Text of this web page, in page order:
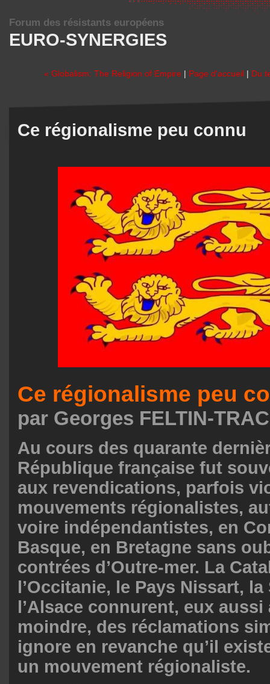
EURO-SYNERGIES
Forum des résistants européens
« Globalism: The Religion of Empire | Page d'accueil | Du
Ce régionalisme peu connu
Ce régionalisme peu
par Georges FELTIN-
Au cours des quarante
République française fut
aux revendications, parfois
mouvements régionalistes,
voire indépendantistes, en
Basque, en Bretagne sans
contrées d’Outre-mer. La
l’Occitanie, le Pays Nissart, la
l’Alsace connurent, eux aussi
moindre, des réclamations
ignore en revanche qu’il
un mouvement régionaliste.